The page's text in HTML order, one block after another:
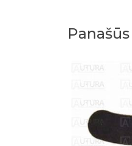
Panašūs